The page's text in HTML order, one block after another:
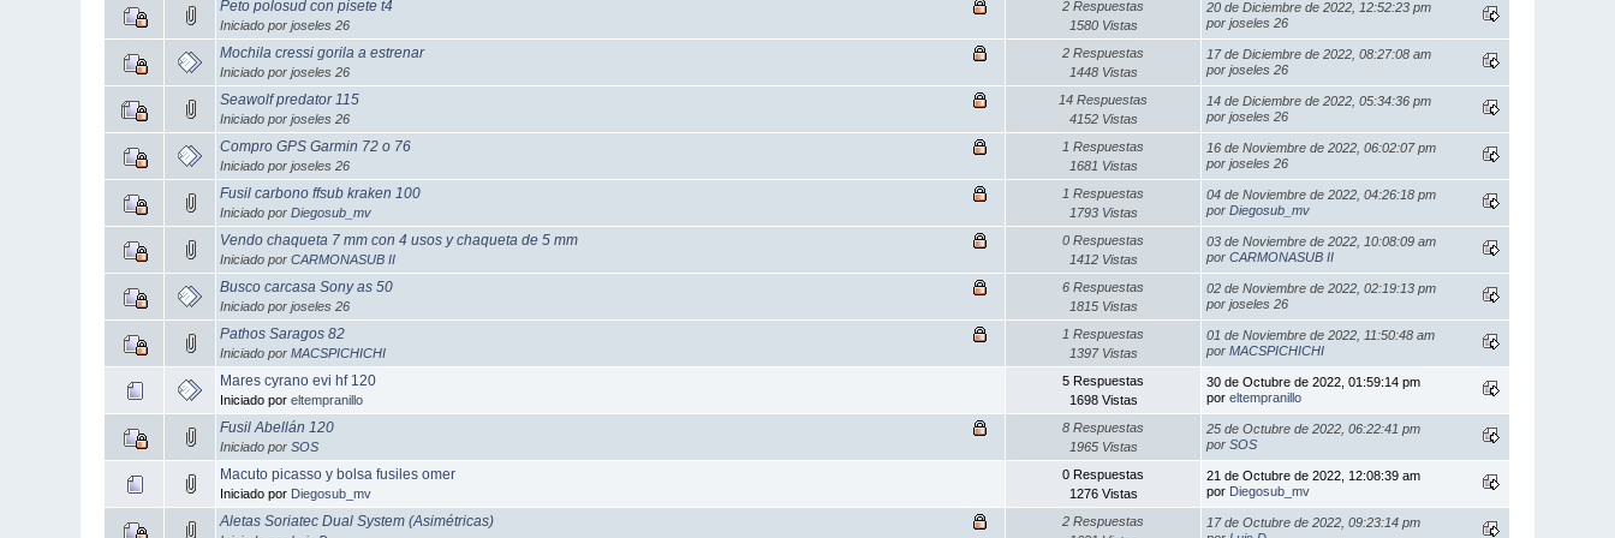
Peto polosud con pisete t4
Iniciado por joseles 26
2 Respuestas
1580 Vistas
20 de Diciembre de 2022, 12:52:23 pm
por joseles 26
Mochila cressi gorila a estrenar
Iniciado por joseles 26
2 Respuestas
1448 Vistas
17 de Diciembre de 2022, 08:27:08 am
por joseles 26
Seawolf predator 115
Iniciado por joseles 26
14 Respuestas
4152 Vistas
14 de Diciembre de 2022, 05:34:36 pm
por joseles 26
Compro GPS Garmin 72 o 76
Iniciado por joseles 26
1 Respuestas
1681 Vistas
16 de Noviembre de 2022, 06:02:07 pm
por joseles 26
Fusil carbono ffsub kraken 100
Iniciado porDiegosub_mv
1 Respuestas
1793 Vistas
04 de Noviembre de 2022, 04:26:18 pm
porDiegosub_mv
Vendo chaqueta 7 mm con 4 usos y chaqueta de 5 mm
Iniciado porCARMONASUB II
0 Respuestas
1412 Vistas
03 de Noviembre de 2022, 10:08:09 am
porCARMONASUB II
Busco carcasa Sony as 50
Iniciado por joseles 26
6 Respuestas
1815 Vistas
02 de Noviembre de 2022, 02:19:13 pm
por joseles 26
Pathos Saragos 82
Iniciado porMACSPICHICHI
1 Respuestas
1397 Vistas
01 de Noviembre de 2022, 11:50:48 am
porMACSPICHICHI
Mares cyrano evi hf 120
Iniciado poreltempranillo
5 Respuestas
1698 Vistas
30 de Octubre de 2022, 01:59:14 pm
poreltempranillo
Fusil Abellán 120
Iniciado porSOS
8 Respuestas
1965 Vistas
25 de Octubre de 2022, 06:22:41 pm
porSOS
Macuto picasso y bolsa fusiles omer
Iniciado por Diegosub_mv
0 Respuestas
1276 Vistas
21 de Octubre de 2022, 12:08:39 am
por Diegosub_mv
Aletas Soriatec Dual System (Asimétricas)
2 Respuestas
17 de Octubre de 2022, 09:23:14 pm